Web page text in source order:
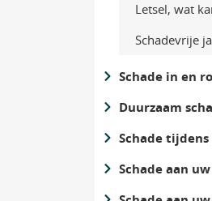
Letsel, wat
Schadevrije
Schade in en
Duurzaam
Schade
Schade aan